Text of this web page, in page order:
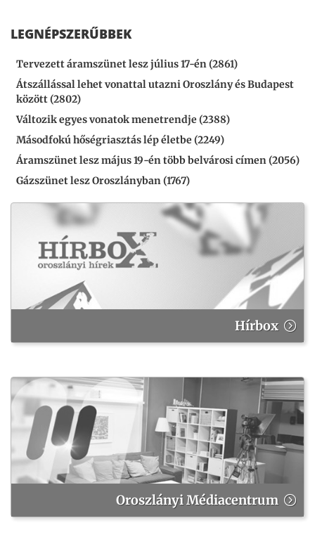
LEGNÉPSZERŰBBEK
Tervezett áramszünet lesz július 17-én (2861)
Átszállással lehet vonattal utazni Oroszlány és Budapest
között (2802)
Változik egyes vonatok menetrendje (2388)
Másodfokú hőségriasztás lép életbe (2249)
Áramszünet lesz május 19-én több belvárosi címen (2056)
Gázszünet lesz Oroszlányban (1767)
Hírbox
Oroszlányi Médiacentrum